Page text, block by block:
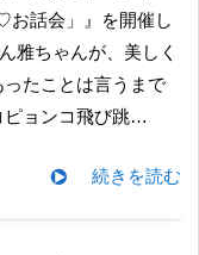
お話会」』を開催し
雅ちゃんが、美しく
たことは言うまで
ピョンコ飛び跳…
続きを読む